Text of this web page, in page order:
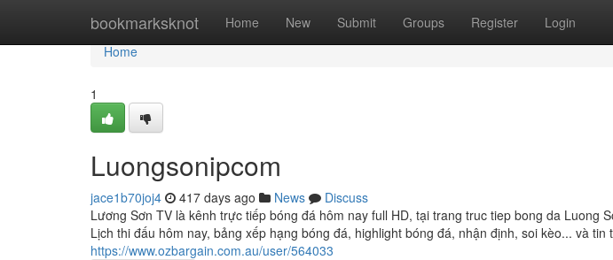
bookmarksknot Home New Submit Groups Register Login
Home
Home
1
Luongsonipcom
jace1b70joj4 417 days ago News
Discuss
Lương Sơn TV là kênh trực tiếp bóng đá hôm nay full HD, tại trang truc tiep bong da Luong
Lịch thi đấu hôm nay, bảng xếp hạng bóng đá, highlight bóng đá, nhận định, soi kèo... và tin
https://www.ozbargain.com.au/user/564033